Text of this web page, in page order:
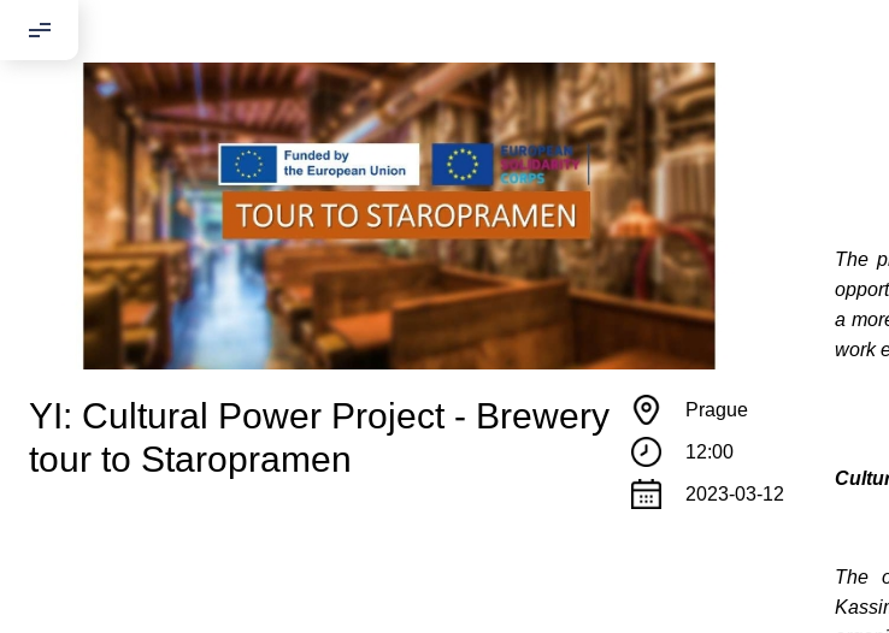
YI: Cultural Power Project - Brewery
tour to Staropramen
Prague
12:00
2023-03-12
The
a
work
The